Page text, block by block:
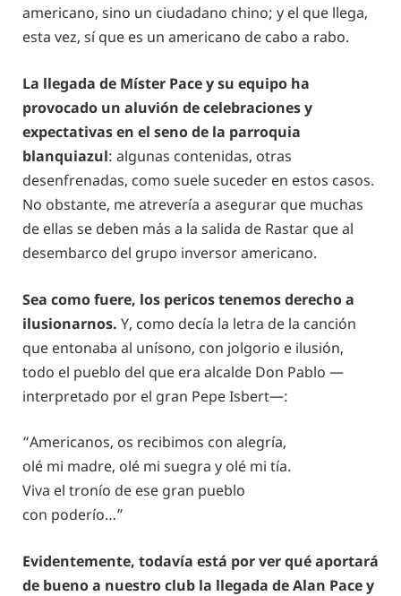
americano, sino un ciudadano chino; y el que llega,
esta vez, sí que es un americano de cabo a rabo.
La llegada de Míster Pace y su equipo ha
provocado un aluvión de celebraciones y
expectativas en el seno de la parroquia
blanquiazul: algunas contenidas, otras
desenfrenadas, como suele suceder en estos casos.
No obstante, me atrevería a asegurar que muchas
de ellas se deben más a la salida de Rastar que al
desembarco del grupo inversor americano.
Sea como fuere, los pericos tenemos derecho a
ilusionarnos. Y, como decía la letra de la canción
que entonaba al unísono, con jolgorio e ilusión,
todo el pueblo del que era alcalde Don Pablo —
interpretado por el gran Pepe Isbert—:
“Americanos, os recibimos con alegría,
olé mi madre, olé mi suegra y olé mi tía.
Viva el tronío de ese gran pueblo
con poderío…”
Evidentemente, todavía está por ver qué aportará
de bueno a nuestro club la llegada de Alan Pace y